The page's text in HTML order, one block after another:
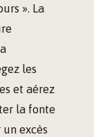
». La
les
et aérez
la fonte
excès